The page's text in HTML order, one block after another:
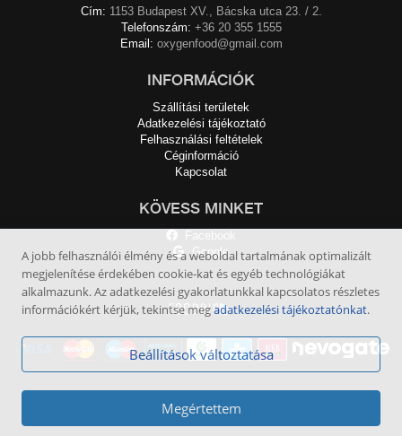
Cím: 1153 Budapest XV., Bácska utca 23. / 2.
Telefonszám: +36 20 355 1555
Email: oxygenfood@gmail.com
INFORMÁCIÓK
Szállítási területek
Adatkezelési tájékoztató
Felhasználási feltételek
Céginformáció
Kapcsolat
KÖVESS MINKET
Facebook
Google
A jobb felhasználói élmény és a weboldal tartalmának optimalizált
megjelenítése érdekében cookie-kat és egyéb technológiákat
alkalmazunk. Az adatkezelési gyakorlatunkkal kapcsolatos részletes
információkért kérjük, tekintse megadatkezelési tájékoztatónkat.
Beállítások változtatása
Megértettem